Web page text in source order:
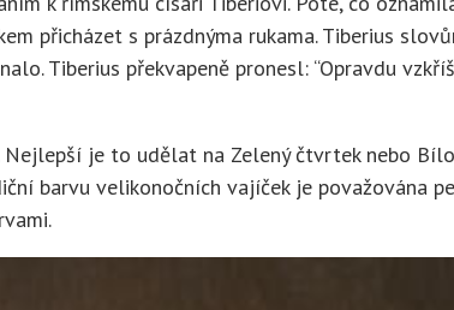
přicházet s prázdnýma rukama. Tiberius
Tiberius překvapeně pronesl: “Opravdu
je to udělat na Zelený čtvrtek nebo
barvu velikonočních vajíček je považována